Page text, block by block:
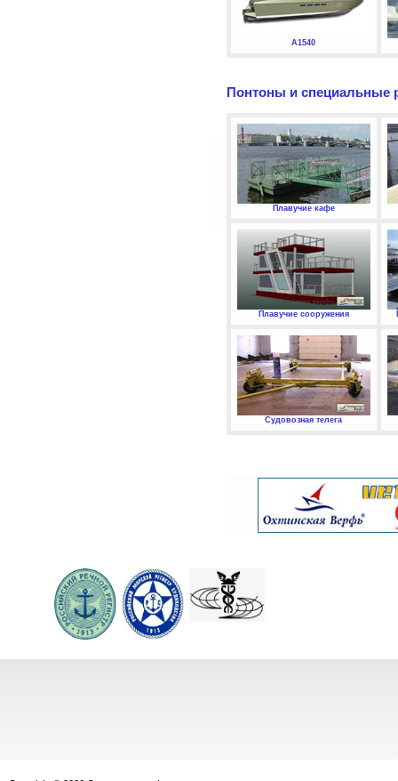
А1540
Понтоны и специальные
Плавучие кафе
Плавучие сооружения
Судовозная телега